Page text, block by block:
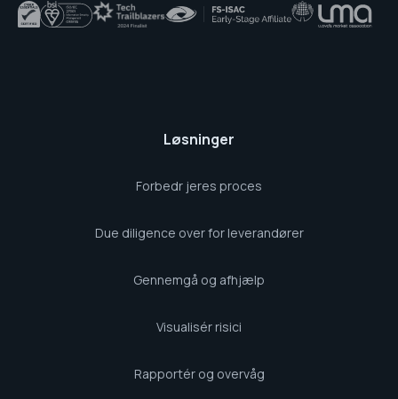
Løsninger
Forbedr jeres proces
Due diligence over for leverandører
Gennemgå og afhjælp
Visualisér risici
Rapportér og overvåg